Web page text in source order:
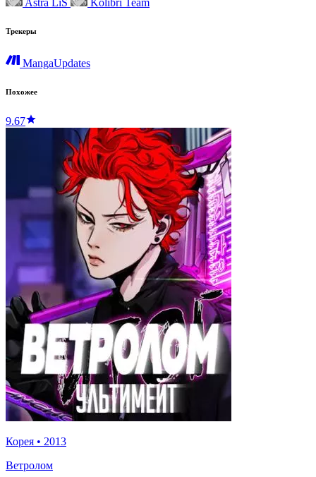
Astra LiS Kolibri Team
Трекеры
MangaUpdates
Похожее
9.67
Корея • 2013
Ветролом